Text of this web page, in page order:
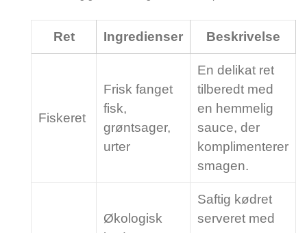
Ret Ingredienser Beskrivelse
Fiskeret
Frisk fanget
fisk,
grøntsager,
urter
En delikat ret
tilberedt med
en hemmelig
sauce, der
komplimenterer
smagen.
Økologisk
Saftig kødret
serveret med